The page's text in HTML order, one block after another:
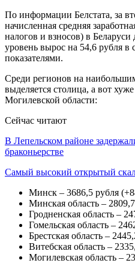
По информации Белстата, за
начисленная средняя
налогов и взносов) в Беларуси
уровень вырос на 54,6 рубля
показателями.
Среди регионов на
выделяется столица, а вот
Могилевской области:
Сейчас читают
В Лепельском районе
браконьерстве
Самый высокий открытый
Минск – 3686,5 рубля
Минская область –
Гродненская область –
Гомельская область –
Брестская область –
Витебская область –
Могилевская область –